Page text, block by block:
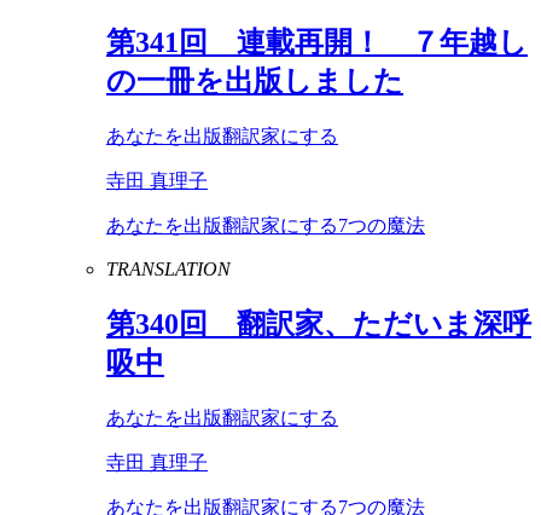
第341 回 連載再開！ ７年越し
の一冊を出版しました
あなたを出版翻訳家にする
寺田 真理子
あなたを出版翻訳家にする7つの魔法
TRANSLATION
第340回 翻訳家、ただいま深呼
吸中
あなたを出版翻訳家にする
寺田 真理子
あなたを出版翻訳家にする7つの魔法